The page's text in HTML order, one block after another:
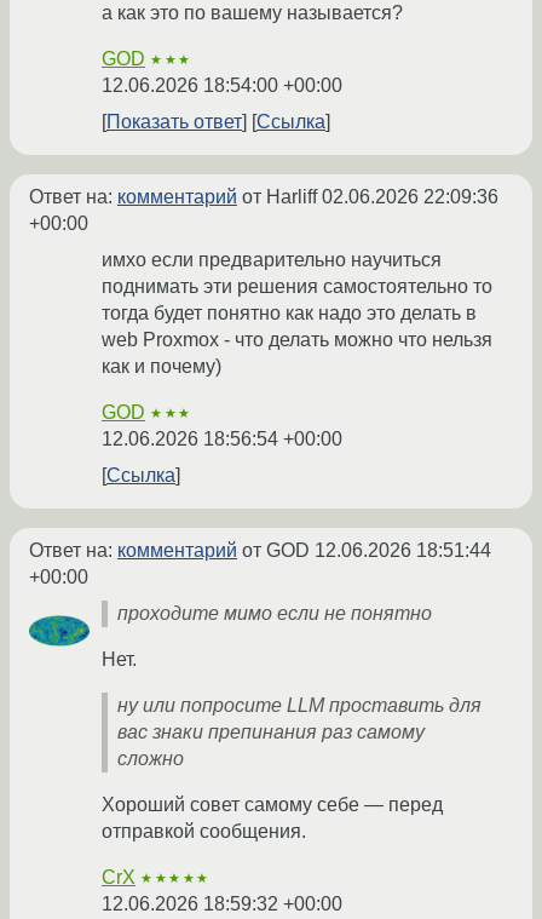
а как это по вашему называется?
GOD ★★★
12.06.2026 18:54:00 +00:00
Показать ответ
Ссылка
Ответ на: комментарий от Harliff02.06.2026 22:09:36
+00:00
имхо если предварительно научиться
поднимать эти решения самостоятельно то
тогда будет понятно как надо это делать в
web Proxmox - что делать можно что нельзя
как и почему)
GOD ★★★
12.06.2026 18:56:54 +00:00
Ссылка
Ответ на: комментарий от GOD 12.06.2026 18:51:44
+00:00
проходите мимо если не понятно
Нет.
ну или попросите LLM проставить для
вас знаки препинания раз самому
сложно
Хороший совет самому себе — перед
отправкой сообщения.
CrX ★★★★★
12.06.2026 18:59:32 +00:00